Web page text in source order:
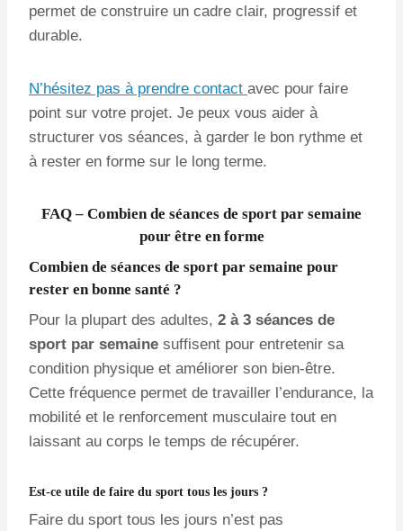
permet de construire un cadre clair, progressif et
durable.
N’hésitez pas à prendre contact avec pour faire
point sur votre projet. Je peux vous aider à
structurer vos séances, à garder le bon rythme et
à rester en forme sur le long terme.
FAQ – Combien de séances de sport par semaine
pour être en forme
Combien de séances de sport par semaine pour
rester en bonne santé ?
Pour la plupart des adultes, 2 à 3 séances de
sport par semaine suffisent pour entretenir sa
condition physique et améliorer son bien-être.
Cette fréquence permet de travailler l’endurance, la
mobilité et le renforcement musculaire tout en
laissant au corps le temps de récupérer.
Est-ce utile de faire du sport tous les jours ?
Faire du sport tous les jours n’est pas